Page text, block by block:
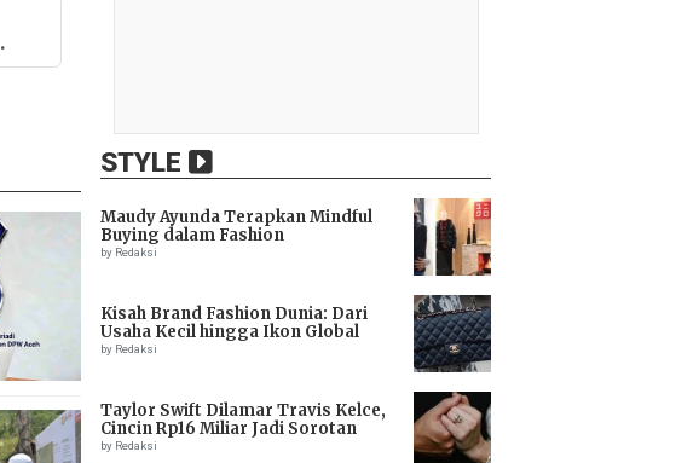
STYLE
Maudy Ayunda Terapkan Mindful
Buying dalam Fashion
by Redaksi
Kisah Brand Fashion Dunia: Dari
Usaha Kecil hingga Ikon Global
by Redaksi
Taylor Swift Dilamar Travis Kelce,
Cincin Rp16 Miliar Jadi Sorotan
by Redaksi